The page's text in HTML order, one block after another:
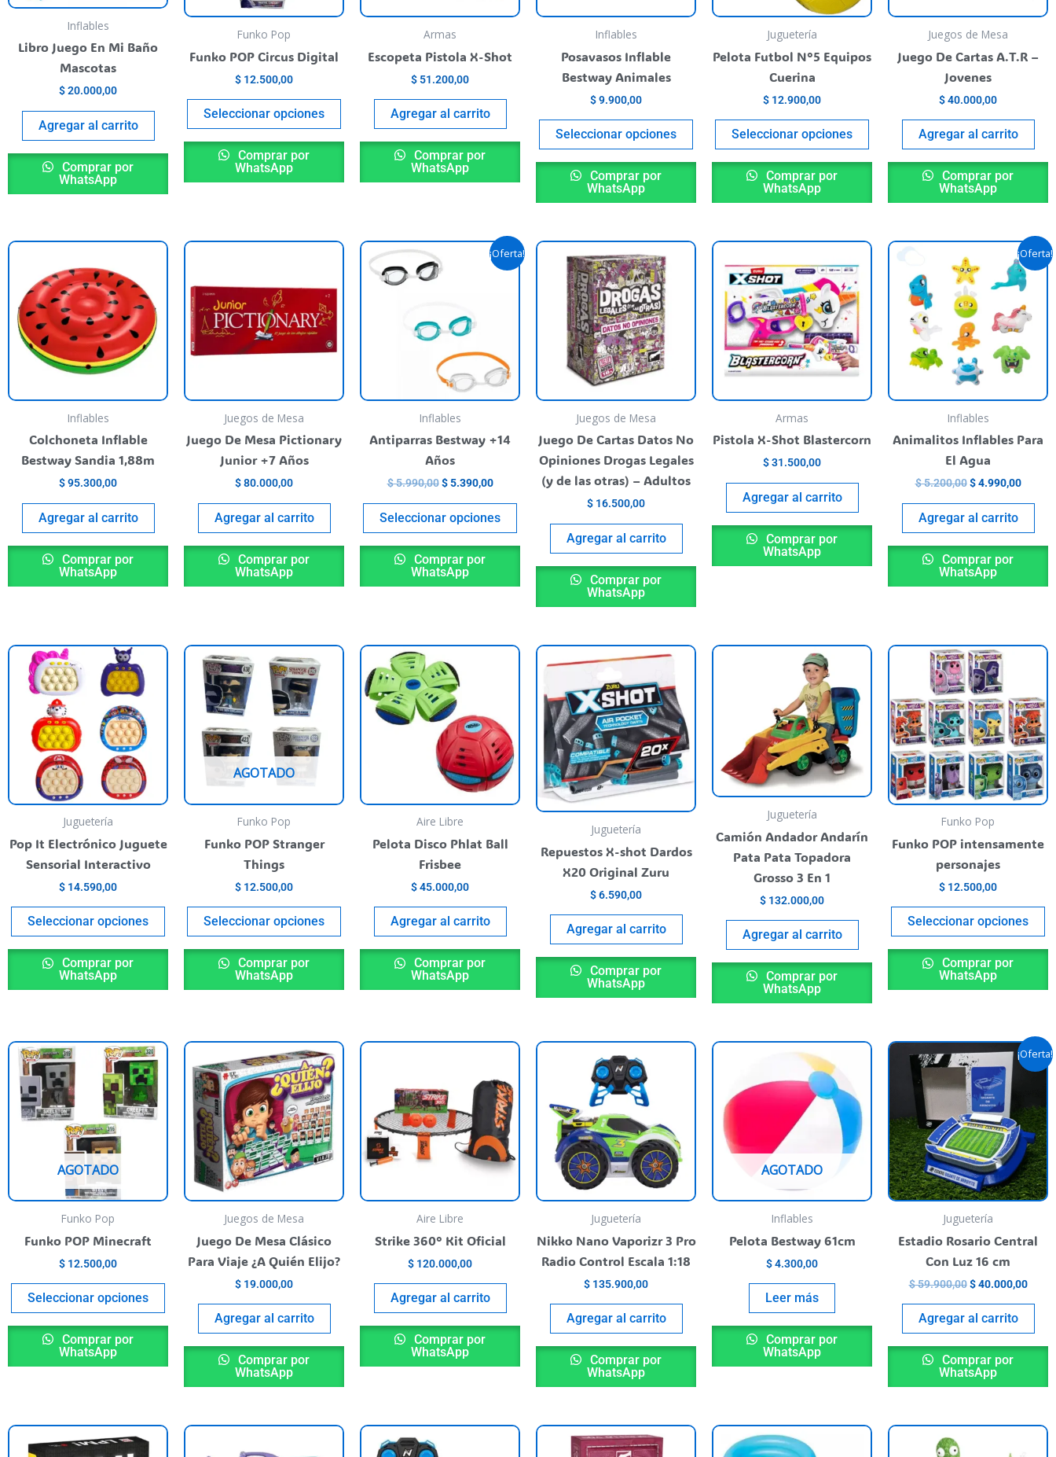
Inflables
Libro Juego En Mi Baño
Mascotas
$20.000,00
Agregar al carrito
Comprar por
WhatsApp
Funko Pop
Funko POP Circus Digital
$ 12.500,00
Seleccionar opciones
se
elegir
del
Comprar por
WhatsApp
Armas
Escopeta Pistola X-Shot
$ 51.200,00
Agregar al carrito
Comprar por
WhatsApp
Inflables
Posavasos Inflable
Bestway Animales
$9.900,00
Seleccionar opciones
se
elegir
producto
Comprar por
WhatsApp
Juguetería
Pelota Futbol N°5 Equipos
Cuerina
$ 12.900,00
Seleccionar opciones
se
elegir
producto
Comprar por
WhatsApp
Juegos de Mesa
Juego De Cartas A.T.R –
Jovenes
$40.000,00
Agregar al carrito
Comprar por
WhatsApp
Inflables
Colchoneta Inflable
Bestway Sandia 1,88m
$95.300,00
Agregar al carrito
Comprar por
WhatsApp
Juegos de Mesa
Juego De Mesa Pictionary
Junior +7 Años
$80.000,00
Agregar al carrito
Comprar por
WhatsApp
¡Oferta!
Inflables
Antiparras Bestway +14
Años
$5.990,00
El
precio
original
$5.390,00
El
precio
actual
Seleccionar opciones
Este
producto
variantes.
opciones
se
elegir
producto
Comprar por
WhatsApp
Juegos de Mesa
Juego De Cartas Datos No
Opiniones Drogas Legales
(y de las otras) – Adultos
$ 16.500,00
Agregar al carrito
Comprar por
WhatsApp
Armas
Pistola X-Shot Blastercorn
$31.500,00
Agregar al carrito
Comprar por
WhatsApp
¡Oferta!
Inflables
Animalitos Inflables Para
El Agua
$5.200,00
El
precio
original
era:
$ 5.200,00.
$4.990,00
El
precio
actual
es:
$
Agregar al carrito
Comprar por
WhatsApp
Juguetería
Pop It Electrónico Juguete
Sensorial Interactivo
$ 14.590,00
Seleccionar opciones
Este
producto
variantes.
se
elegir
producto
Comprar por
WhatsApp
AGOTADO
Funko Pop
Funko POP Stranger
Things
$ 12.500,00
Seleccionar opciones
Este
producto
tiene
se
elegir
producto
Comprar por
WhatsApp
Aire Libre
Pelota Disco Phlat Ball
Frisbee
$45.000,00
Agregar al carrito
Comprar por
WhatsApp
Juguetería
Repuestos X-shot Dardos
X20 Original Zuru
$6.590,00
Agregar al carrito
Comprar por
WhatsApp
Juguetería
Camión Andador Andarín
Pata Pata Topadora
Grosso 3 En 1
$ 132.000,00
Agregar al carrito
Comprar por
WhatsApp
Funko Pop
Funko POP intensamente
personajes
$ 12.500,00
Seleccionar opciones
Comprar por
WhatsApp
AGOTADO
Funko Pop
Funko POP Minecraft
$ 12.500,00
Seleccionar opciones
Este
producto
varias
variantes.
opciones
se
elegir
del
producto
Comprar por
WhatsApp
Juegos de Mesa
Juego De Mesa Clásico
Para Viaje ¿A Quién Elijo?
$ 19.000,00
Agregar al carrito
Comprar por
WhatsApp
Aire Libre
Strike 360° Kit Oficial
$ 120.000,00
Agregar al carrito
Comprar por
WhatsApp
Juguetería
Nikko Nano Vaporizr 3 Pro
Radio Control Escala 1:18
$ 135.900,00
Agregar al carrito
Comprar por
WhatsApp
AGOTADO
Inflables
Pelota Bestway 61cm
$4.300,00
Leer más
Comprar por
WhatsApp
¡Oferta!
Juguetería
Estadio Rosario Central
Con Luz 16 cm
$59.900,00
El
precio
original
era:
$ 59.900,00.
$40.000,00
El
$
Agregar al carrito
Comprar por
WhatsApp